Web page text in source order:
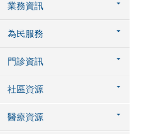
業務資訊
為民服務
門診資訊
社區資源
醫療資源